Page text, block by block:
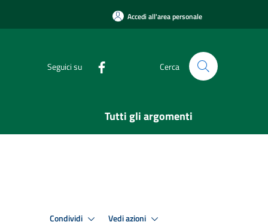
Accedi all'area personale
Seguici su Cerca
Tutti gli argomenti
Condividi Vedi azioni